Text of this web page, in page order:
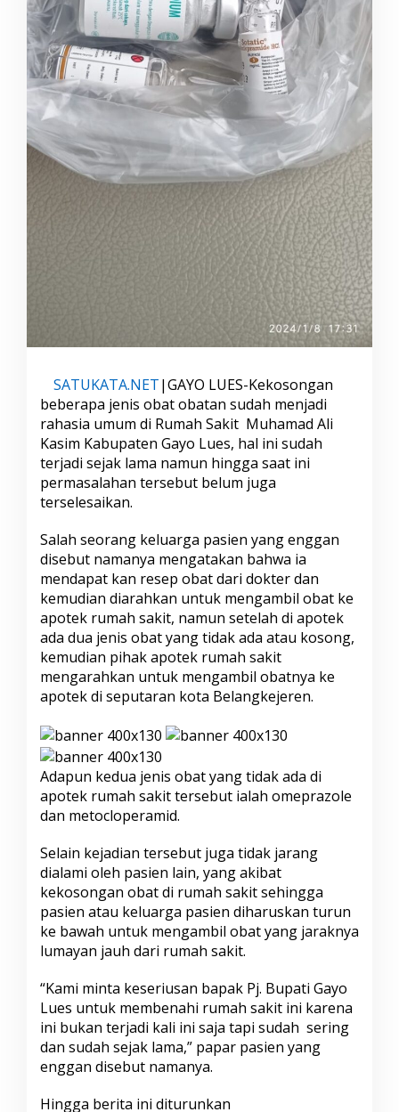
y
o
L
u
e
s
SATUKATA.NET|GAYO LUES-Kekosongan
beberapa jenis obat obatan sudah menjadi
rahasia umum di Rumah Sakit Muhamad Ali
Kasim Kabupaten Gayo Lues, hal ini sudah
terjadi sejak lama namun hingga saat ini
permasalahan tersebut belum juga
terselesaikan.
Salah seorang keluarga pasien yang enggan
disebut namanya mengatakan bahwa ia
mendapat kan resep obat dari dokter dan
kemudian diarahkan untuk mengambil obat ke
apotek rumah sakit, namun setelah di apotek
ada dua jenis obat yang tidak ada atau kosong,
kemudian pihak apotek rumah sakit
mengarahkan untuk mengambil obatnya ke
apotek di seputaran kota Belangkejeren.
Adapun kedua jenis obat yang tidak ada di
apotek rumah sakit tersebut ialah omeprazole
dan metocloperamid.
Selain kejadian tersebut juga tidak jarang
dialami oleh pasien lain, yang akibat
kekosongan obat di rumah sakit sehingga
pasien atau keluarga pasien diharuskan turun
ke bawah untuk mengambil obat yang jaraknya
lumayan jauh dari rumah sakit.
“Kami minta keseriusan bapak Pj. Bupati Gayo
Lues untuk membenahi rumah sakit ini karena
ini bukan terjadi kali ini saja tapi sudah sering
dan sudah sejak lama,” papar pasien yang
enggan disebut namanya.
Hingga berita ini diturunkan